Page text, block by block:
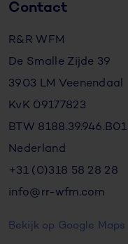
Contact
R&R WFM
De Smalle Zijde 39
3903 LM Veenendaal
KvK 09177823
BTW 8188.39.946.B01
Nederland
+31 (0)318 58 28 28
info@rr-wfm.com
Bekijk op Google Maps